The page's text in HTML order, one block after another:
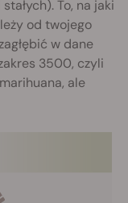
To, na jaki
od twojego
w dane
3500, czyli
ale